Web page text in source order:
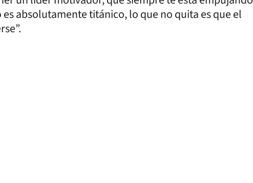
absolutamente titánico, lo que no quita es que el